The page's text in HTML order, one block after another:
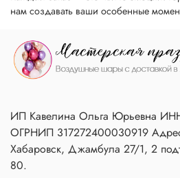
нам создавать ваши особенные
ИП Кавелина Ольга Юрьевна
ОГРНИП 317272400030919
Хабаровск, Джамбула 27/1, 2
80.